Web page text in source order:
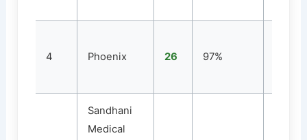
4 Phoenix 26 97%
Sandhani
Medical